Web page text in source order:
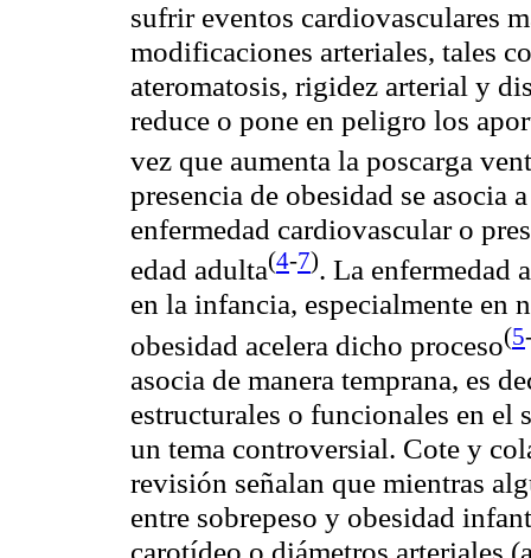
sufrir eventos cardiovasculares
modificaciones arteriales, tales
ateromatosis, rigidez arterial y
reduce o pone en peligro los
vez que aumenta la poscarga
presencia de obesidad se asocia
enfermedad cardiovascular o
edad adulta(4-7). La enfermedad
en la infancia, especialmente en
obesidad acelera dicho proceso(5
asocia de manera temprana, es
estructurales o funcionales en el
un tema controversial. Cote y
revisión señalan que mientras
entre sobrepeso y obesidad
carotídeo o diámetros arteriales